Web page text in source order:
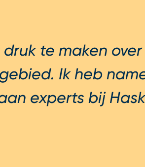
te maken
Ik heb
experts bij